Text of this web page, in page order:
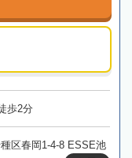
歩2分
区春岡1-4-8 ESSE池